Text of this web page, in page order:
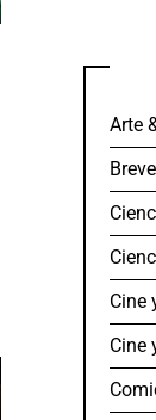
Arte
Cine
Cine